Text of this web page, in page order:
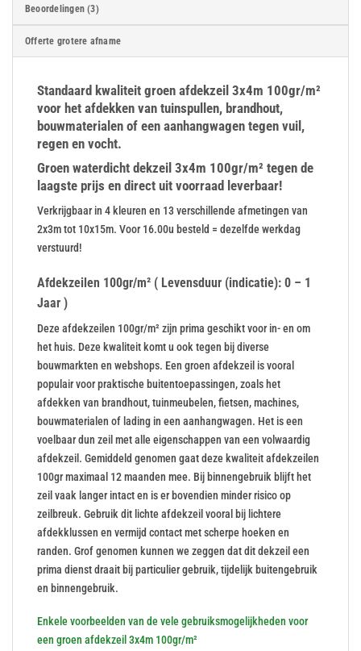
Beoordelingen (3)
Offerte grotere afname
Standaard kwaliteit groen afdekzeil 3x4m 100gr/m²
voor het afdekken van tuinspullen, brandhout,
bouwmaterialen of een aanhangwagen tegen vuil,
regen en vocht.
Groen waterdicht dekzeil 3x4m 100gr/m² tegen de
laagste prijs en direct uit voorraad leverbaar!
Verkrijgbaar in 4 kleuren en 13 verschillende afmetingen van
2x3m tot 10x15m. Voor 16.00u besteld = dezelfde werkdag
verstuurd!
Afdekzeilen 100gr/m² ( Levensduur (indicatie): 0 – 1
Jaar )
Deze afdekzeilen 100gr/m² zijn prima geschikt voor in- en om
het huis. Deze kwaliteit komt u ook tegen bij diverse
bouwmarkten en webshops. Een groen afdekzeil is vooral
populair voor praktische buitentoepassingen, zoals het
afdekken van brandhout, tuinmeubelen, fietsen, machines,
bouwmaterialen of lading in een aanhangwagen. Het is een
voelbaar dun zeil met alle eigenschappen van een volwaardig
afdekzeil. Gemiddeld genomen gaat deze kwaliteit afdekzeilen
100gr maximaal 12 maanden mee. Bij binnengebruik blijft het
zeil vaak langer intact en is er bovendien minder risico op
zeilbreuk. Gebruik dit lichte afdekzeil vooral bij lichtere
afdekklussen en vermijd contact met scherpe hoeken en
randen. Grof genomen kunnen we zeggen dat dit dekzeil een
prima dienst draait bij particulier gebruik, tijdelijk buitengebruik
en binnengebruik.
Enkele voorbeelden van de vele gebruiksmogelijkheden voor
een groen afdekzeil 3x4m 100gr/m²